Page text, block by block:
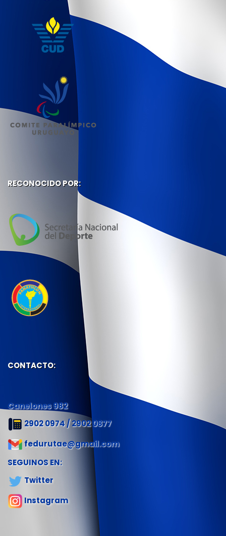
RECONOCIDO POR:
CONTACTO:
Canelones 982
2902 0974 / 2902 0877
fedurutae@gmail.com
SEGUINOS EN:
Twitter
Instagram